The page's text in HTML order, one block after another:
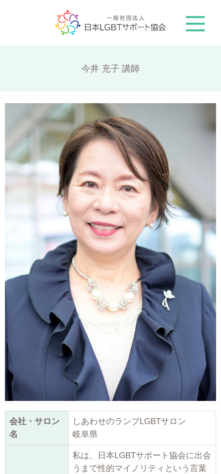
今井 充子 講師
会社・サロン
名
しあわせのランプLGBTサロン
岐阜県
私は、日本LGBTサポート協会に出会
うまで性的マイノリティという言葉